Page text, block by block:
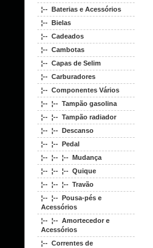
¦-- Baterias e Acessórios
¦-- Bielas
¦-- Cadeados
¦-- Cambotas
¦-- Capas de Selim
¦-- Carburadores
¦-- Componentes Vários
¦-- ¦-- Tampão gasolina
¦-- ¦-- Tampão radiador
¦-- ¦-- Descanso
¦-- ¦-- Pedal
¦-- ¦-- ¦-- Mudança
¦-- ¦-- ¦-- Quique
¦-- ¦-- ¦-- Travão
¦-- ¦-- Pousa-pés e
Acessórios
¦-- ¦-- Amortecedor e
Acessórios
¦-- Correntes de